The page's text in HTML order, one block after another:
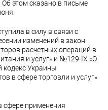
этом сказано в письме
в силу в связи с
изменений в закон
расчетных операций в
и услуг» и №129-IX «О
кодекс Украины
в сфере торговли и услуг»
сфере применения